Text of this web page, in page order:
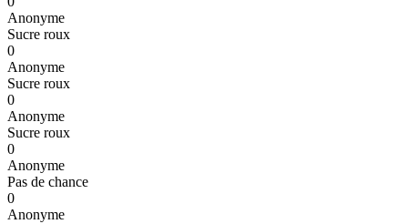
Anonyme
Sucre roux
0
Anonyme
Sucre roux
0
Anonyme
Sucre roux
0
Anonyme
Pas de chance
0
Anonyme